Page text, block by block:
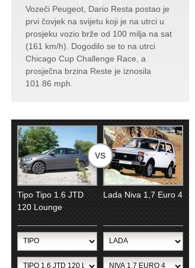
Vozeči Peugeot, Dario Resta postao je
prvi čovjek na svijetu koji je na utrci u
prosjeku vozio brže od 100 milja na sat
(161 km/h). Dogodilo se to na utrci
Chicago Cup Challenge Race, a
prosječna brzina Reste je iznosila
101.86 mph.
VS
Tipo Tipo 1.6 JTD
120 Lounge
Lada Niva 1,7 Euro 4